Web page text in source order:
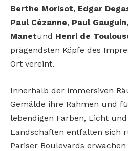
Berthe Morisot, Edgar
Paul Cézanne, Paul
Manetund Henri de
prägendsten Köpfe des
Ort vereint.
Innerhalb der immersiven
Gemälde ihre Rahmen und
lebendigen Farben, Licht und
Landschaften entfalten sich
Pariser Boulevards